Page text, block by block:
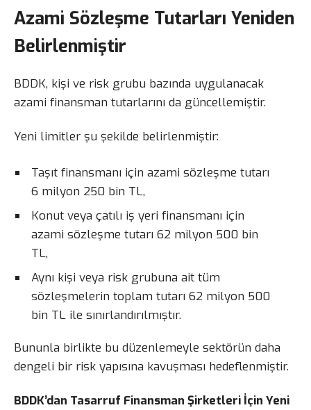
Azami Sözleşme Tutarları Yeniden
Belirlenmiştir
BDDK, kişi ve risk grubu bazında uygulanacak
azami finansman tutarlarını da güncellemiştir.
Yeni limitler şu şekilde belirlenmiştir:
Taşıt finansmanı için azami sözleşme tutarı
6 milyon 250 bin TL,
Konut veya çatılı iş yeri finansmanı için
azami sözleşme tutarı 62 milyon 500 bin
TL,
Aynı kişi veya risk grubuna ait tüm
sözleşmelerin toplam tutarı 62 milyon 500
bin TL ile sınırlandırılmıştır.
Bununla birlikte bu düzenlemeyle sektörün daha
dengeli bir risk yapısına kavuşması hedeflenmiştir.
BDDK’dan Tasarruf Finansman Şirketleri İçin Yeni